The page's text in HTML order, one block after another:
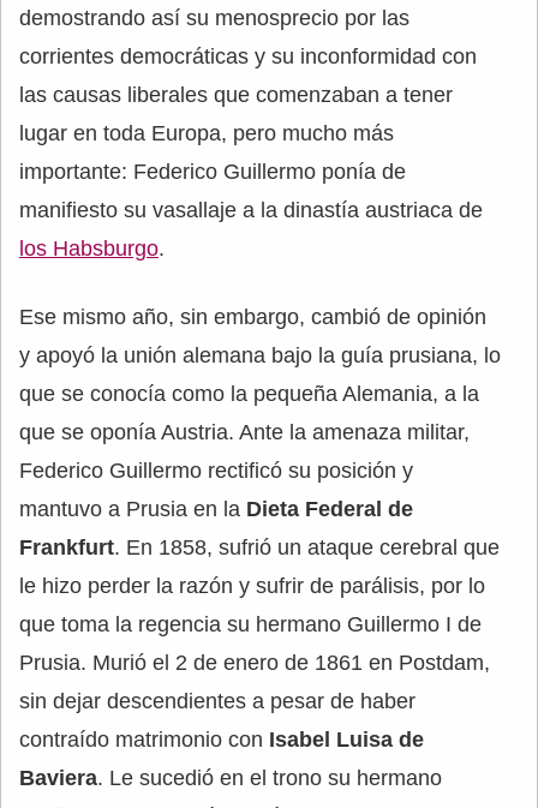
demostrando así su menosprecio por las
corrientes democráticas y su inconformidad con
las causas liberales que comenzaban a tener
lugar en toda Europa, pero mucho más
importante: Federico Guillermo ponía de
manifiesto su vasallaje a la dinastía austriaca de
los Habsburgo.
Ese mismo año, sin embargo, cambió de opinión
y apoyó la unión alemana bajo la guía prusiana, lo
que se conocía como la pequeña Alemania, a la
que se oponía Austria. Ante la amenaza militar,
Federico Guillermo rectificó su posición y
mantuvo a Prusia en la Dieta Federal de
Frankfurt. En 1858, sufrió un ataque cerebral que
le hizo perder la razón y sufrir de parálisis, por lo
que toma la regencia su hermano Guillermo I de
Prusia. Murió el 2 de enero de 1861 en Postdam,
sin dejar descendientes a pesar de haber
contraído matrimonio con Isabel Luisa de
Baviera. Le sucedió en el trono su hermano